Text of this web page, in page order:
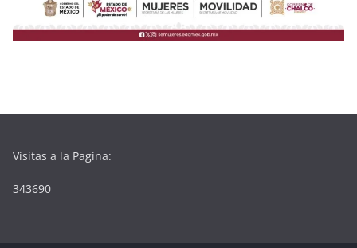
Visitas a la Pagina:
343690